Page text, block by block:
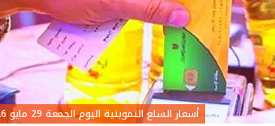
أسعار السلع التموينية اليوم الجمعة 29 مايو 2026